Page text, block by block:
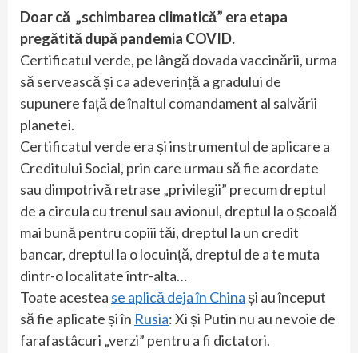
Doar că „schimbarea climatică” era etapa
pregătită după pandemia COVID.
Certificatul verde, pe lângă dovada vaccinării, urma
să servească și ca adeverință a gradului de
supunere față de înaltul comandament al salvării
planetei.
Certificatul verde era și instrumentul de aplicare a
Creditului Social, prin care urmau să fie acordate
sau dimpotrivă retrase „privilegii” precum dreptul
de a circula cu trenul sau avionul, dreptul la o școală
mai bună pentru copiii tăi, dreptul la un credit
bancar, dreptul la o locuință, dreptul de a te muta
dintr-o localitate într-alta…
Toate acestea se aplică deja în Chinași au început
să fie aplicate și în Rusia: Xi și Putin nu au nevoie de
farafastâcuri „verzi” pentru a fi dictatori.